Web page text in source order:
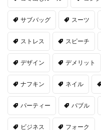
サブバッグ スーツ
ストレス スピーチ
デザイン デメリット
ナフキン ネイル
パーティー バブル
ビジネス フォーク